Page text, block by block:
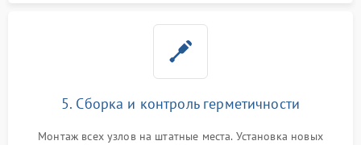
5. Сборка и контроль герметичности
Монтаж всех узлов на штатные места. Установка новых